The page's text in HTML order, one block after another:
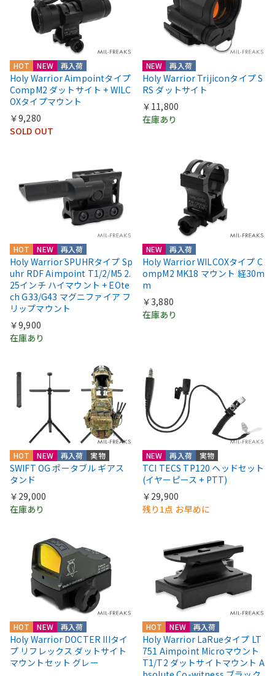
HOT NEW 再入荷
Holy Warrior Aimpointタイプ
CompM2 ダットサイト + WILC
OXタイプマウント
￥9,280
SOLD OUT
NEW 再入荷
Holy Warrior Trijiconタイプ S
RS ダットサイト
￥11,800
在庫あり
HOT NEW 再入荷
Holy Warrior SPUHRタイプ Sp
uhr RDF Aimpoint T1/2/M5 2.
25インチ ハイマウント + EOte
ch G33/G43 マグニファイア フ
リップマウント
￥9,900
在庫あり
NEW 再入荷
Holy Warrior WILCOXタイプ C
ompM2 MK18 マウント 経30m
m
￥3,880
在庫あり
HOT NEW 再入荷 実物
SWIFT OG ポータブル ギアス
タンド
￥29,000
在庫あり
NEW 再入荷 実物
TCI TECS TP120 ヘッドセット
(イヤーピース + PTT)
￥29,900
残り1点 お早めに
HOT NEW 再入荷
Holy Warrior DOCTER IIIタイ
プ リフレックス ダットサイト
マウントセット グレー
HOT NEW 再入荷
Holy Warrior LaRueタイプ LT
751 Aimpoint Microマウント
T1/T2 ダットサイトマウント A